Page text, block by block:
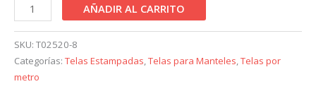
AÑADIR AL CARRITO
SKU: T02520-8
Categorías: Telas Estampadas,Telas para Manteles,Telas por
metro